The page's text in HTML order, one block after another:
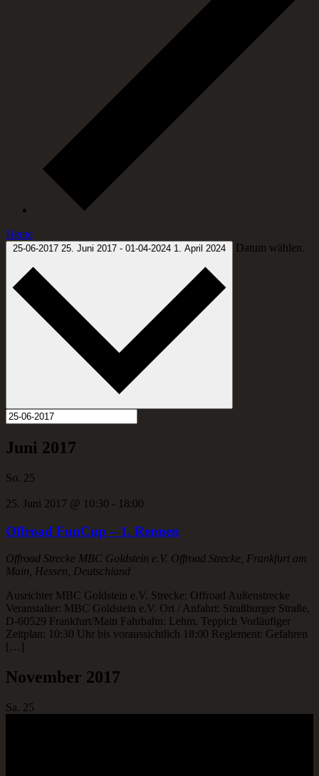
Heute
25-06-2017 25. Juni 2017 - 01-04-2024 1. April 2024 Datum wählen.
Juni 2017
So. 25
25. Juni 2017 @ 10:30 - 18:00
Offroad FunCup – 1. Rennen
Offroad Strecke MBC Goldstein e.V. Offroad Strecke, Frankfurt am
Main, Hessen, Deutschland
Ausrichter MBC Goldstein e.V. Strecke: Offroad Außenstrecke
Veranstalter: MBC Goldstein e.V. Ort / Anfahrt: Straßburger Straße,
D-60529 Frankfurt/Main Fahrbahn: Lehm, Teppich Vorläufiger
Zeitplan: 10:30 Uhr bis voraussichtlich 18:00 Reglement: Gefahren
[…]
November 2017
Sa. 25